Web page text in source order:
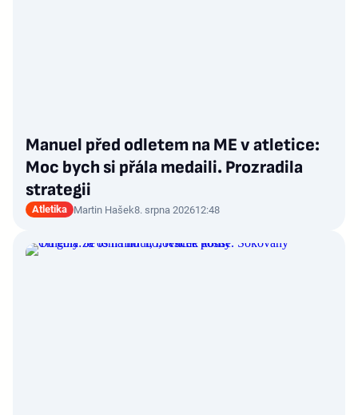
Manuel před odletem na ME v atletice:
Moc bych si přála medaili. Prozradila
strategii
Atletika Martin Hašek8. srpna 202612:48